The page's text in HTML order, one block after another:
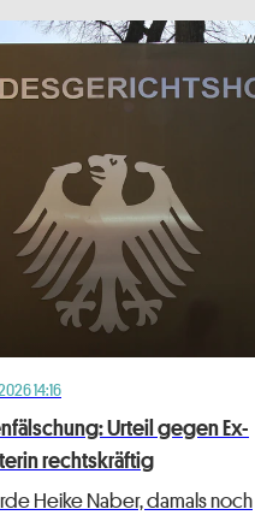
14:16
Urteil gegen Ex-
rechtskräftig
Heike Naber, damals noch